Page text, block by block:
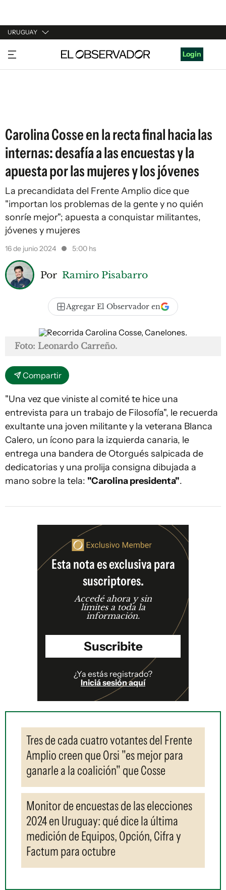
URUGUAY
URUGUAY
ARGENTINA
Login
Carolina Cosse en la recta final hacia las
internas: desafía a las encuestas y la
apuesta por las mujeres y los jóvenes
La precandidata del Frente Amplio dice que
"importan los problemas de la gente y no quién
sonríe mejor"; apuesta a conquistar militantes,
jóvenes y mujeres
16 de junio 2024 5:00 hs
Por Ramiro Pisabarro
Agregar El Observador en
Foto: Leonardo Carreño.
Compartir
"Una vez que viniste al comité te hice una
entrevista para un trabajo de Filosofía", le recuerda
exultante una joven militante y la veterana Blanca
Calero, un ícono para la izquierda canaria, le
entrega una bandera de Otorgués salpicada de
dedicatorias y una prolija consigna dibujada a
mano sobre la tela: "Carolina presidenta".
Esta nota es exclusiva para
suscriptores.
Accedé ahora y sin
límites a toda la
información.
Suscribite
¿Ya estás registrado?
Iniciá sesión aquí
Tres de cada cuatro votantes del Frente
Amplio creen que Orsi "es mejor para
ganarle a la coalición" que Cosse
Monitor de encuestas de las elecciones
2024 en Uruguay: qué dice la última
medición de Equipos, Opción, Cifra y
Factum para octubre